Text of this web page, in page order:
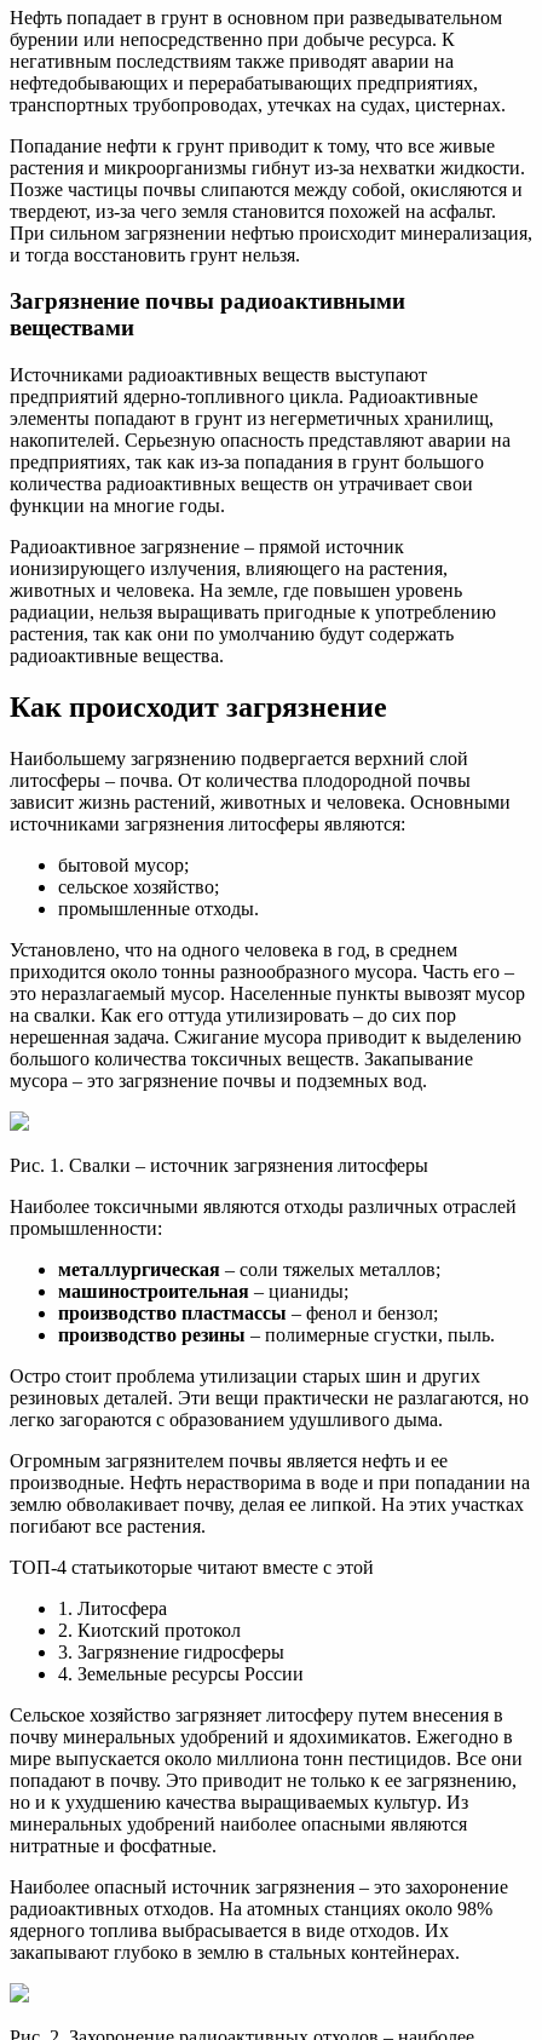
Нефть попадает в грунт в основном при разведывательном
бурении или непосредственно при добыче ресурса. К
негативным последствиям также приводят аварии на
нефтедобывающих и перерабатывающих предприятиях,
транспортных трубопроводах, утечках на судах, цистернах.
Попадание нефти к грунт приводит к тому, что все живые
растения и микроорганизмы гибнут из-за нехватки жидкости.
Позже частицы почвы слипаются между собой, окисляются и
твердеют, из-за чего земля становится похожей на асфальт.
При сильном загрязнении нефтью происходит минерализация,
и тогда восстановить грунт нельзя.
Загрязнение почвы радиоактивными
веществами
Источниками радиоактивных веществ выступают
предприятий ядерно-топливного цикла. Радиоактивные
элементы попадают в грунт из негерметичных хранилищ,
накопителей. Серьезную опасность представляют аварии на
предприятиях, так как из-за попадания в грунт большого
количества радиоактивных веществ он утрачивает свои
функции на многие годы.
Радиоактивное загрязнение – прямой источник
ионизирующего излучения, влияющего на растения,
животных и человека. На земле, где повышен уровень
радиации, нельзя выращивать пригодные к употреблению
растения, так как они по умолчанию будут содержать
радиоактивные вещества.
Как происходит загрязнение
Наибольшему загрязнению подвергается верхний слой
литосферы – почва. От количества плодородной почвы
зависит жизнь растений, животных и человека. Основными
источниками загрязнения литосферы являются:
бытовой мусор;
сельское хозяйство;
промышленные отходы.
Установлено, что на одного человека в год, в среднем
приходится около тонны разнообразного мусора. Часть его –
это неразлагаемый мусор. Населенные пункты вывозят мусор
на свалки. Как его оттуда утилизировать – до сих пор
нерешенная задача. Сжигание мусора приводит к выделению
большого количества токсичных веществ. Закапывание
мусора – это загрязнение почвы и подземных вод.
Рис. 1. Свалки – источник загрязнения литосферы
Наиболее токсичными являются отходы различных отраслей
промышленности:
металлургическая – соли тяжелых металлов;
машиностроительная – цианиды;
производство пластмассы – фенол и бензол;
производство резины – полимерные сгустки, пыль.
Остро стоит проблема утилизации старых шин и других
резиновых деталей. Эти вещи практически не разлагаются, но
легко загораются с образованием удушливого дыма.
Огромным загрязнителем почвы является нефть и ее
производные. Нефть нерастворима в воде и при попадании на
землю обволакивает почву, делая ее липкой. На этих участках
погибают все растения.
ТОП-4 статьикоторые читают вместе с этой
1. Литосфера
2. Киотский протокол
3. Загрязнение гидросферы
4. Земельные ресурсы России
Сельское хозяйство загрязняет литосферу путем внесения в
почву минеральных удобрений и ядохимикатов. Ежегодно в
мире выпускается около миллиона тонн пестицидов. Все они
попадают в почву. Это приводит не только к ее загрязнению,
но и к ухудшению качества выращиваемых культур. Из
минеральных удобрений наиболее опасными являются
нитратные и фосфатные.
Наиболее опасный источник загрязнения – это захоронение
радиоактивных отходов. На атомных станциях около 98%
ядерного топлива выбрасывается в виде отходов. Их
закапывают глубоко в землю в стальных контейнерах.